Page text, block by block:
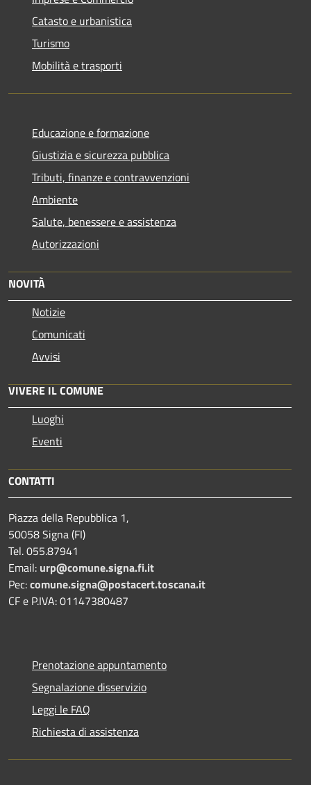
Catasto e urbanistica
Turismo
Mobilità e trasporti
Educazione e formazione
Giustizia e sicurezza pubblica
Tributi, finanze e contravvenzioni
Ambiente
Salute, benessere e assistenza
Autorizzazioni
NOVITÀ
Notizie
Comunicati
Avvisi
VIVERE IL COMUNE
Luoghi
Eventi
CONTATTI
Piazza della Repubblica 1,
50058 Signa (FI)
Tel. 055.87941
Email: urp@comune.signa.fi.it
Pec:comune.signa@postacert.toscana.it
CF e P.IVA: 01147380487
Prenotazione appuntamento
Segnalazione disservizio
Leggi le FAQ
Richiesta di assistenza